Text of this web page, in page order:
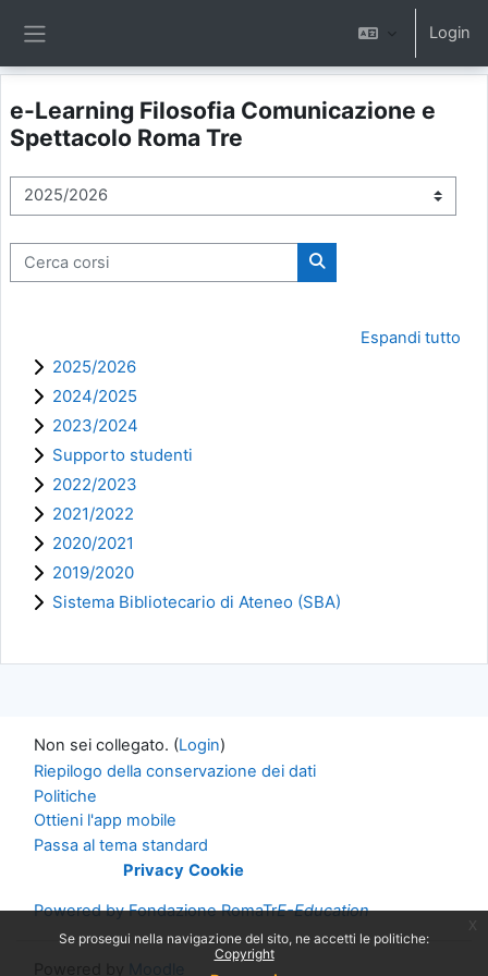
Se prosegui nella navigazione del sito, ne accetti le politiche:
Copyright
Login
e-Learning Filosofia Comunicazione e
Spettacolo Roma Tre
Categorie di corso
Cerca corsi
Cerca corsi
Espandi tutto
2025/2026
2024/2025
2023/2024
Supporto studenti
2022/2023
2021/2022
2020/2021
2019/2020
Sistema Bibliotecario di Ateneo (SBA)
Non sei collegato. (Login)
Riepilogo della conservazione dei dati
Politiche
Ottieni l'app mobile
Passa al tema standard
Privacy Cookie
Powered by Fondazione RomaTrE-Education
Moodle